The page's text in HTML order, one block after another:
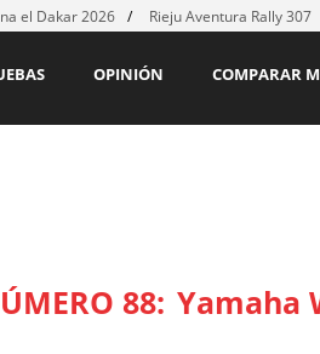
el Dakar 2026 Rieju Aventura Rally 307
COMPARAR
OPINIÓN
88: Yamaha